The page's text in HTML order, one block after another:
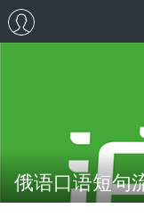
俄语口语短句